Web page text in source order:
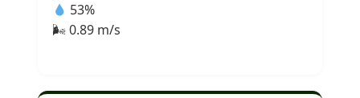
53%
🌬 0.89 m/s